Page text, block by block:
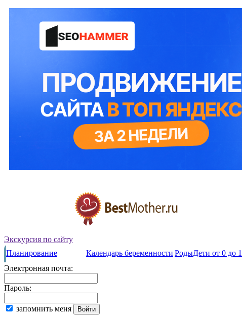
Экскурсия по сайту
Планирование
Календарь беременности РодыДети от 0 до 1
Электронная почта:
Пароль:
запомнить меня